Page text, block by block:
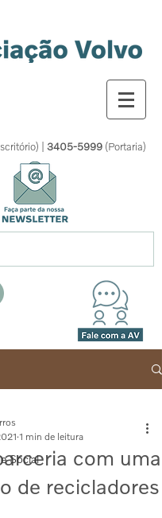
| 3405-5999(Portaria)
Social
com uma
de recicladores
1 min de leitura